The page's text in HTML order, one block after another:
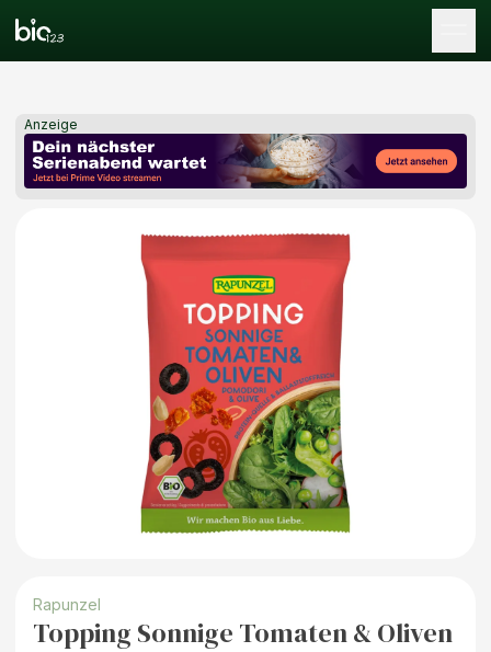
Anzeige
Rapunzel
Topping Sonnige Tomaten & Oliven